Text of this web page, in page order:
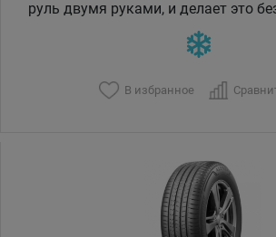
руль двумя руками, и делает это
В избранное